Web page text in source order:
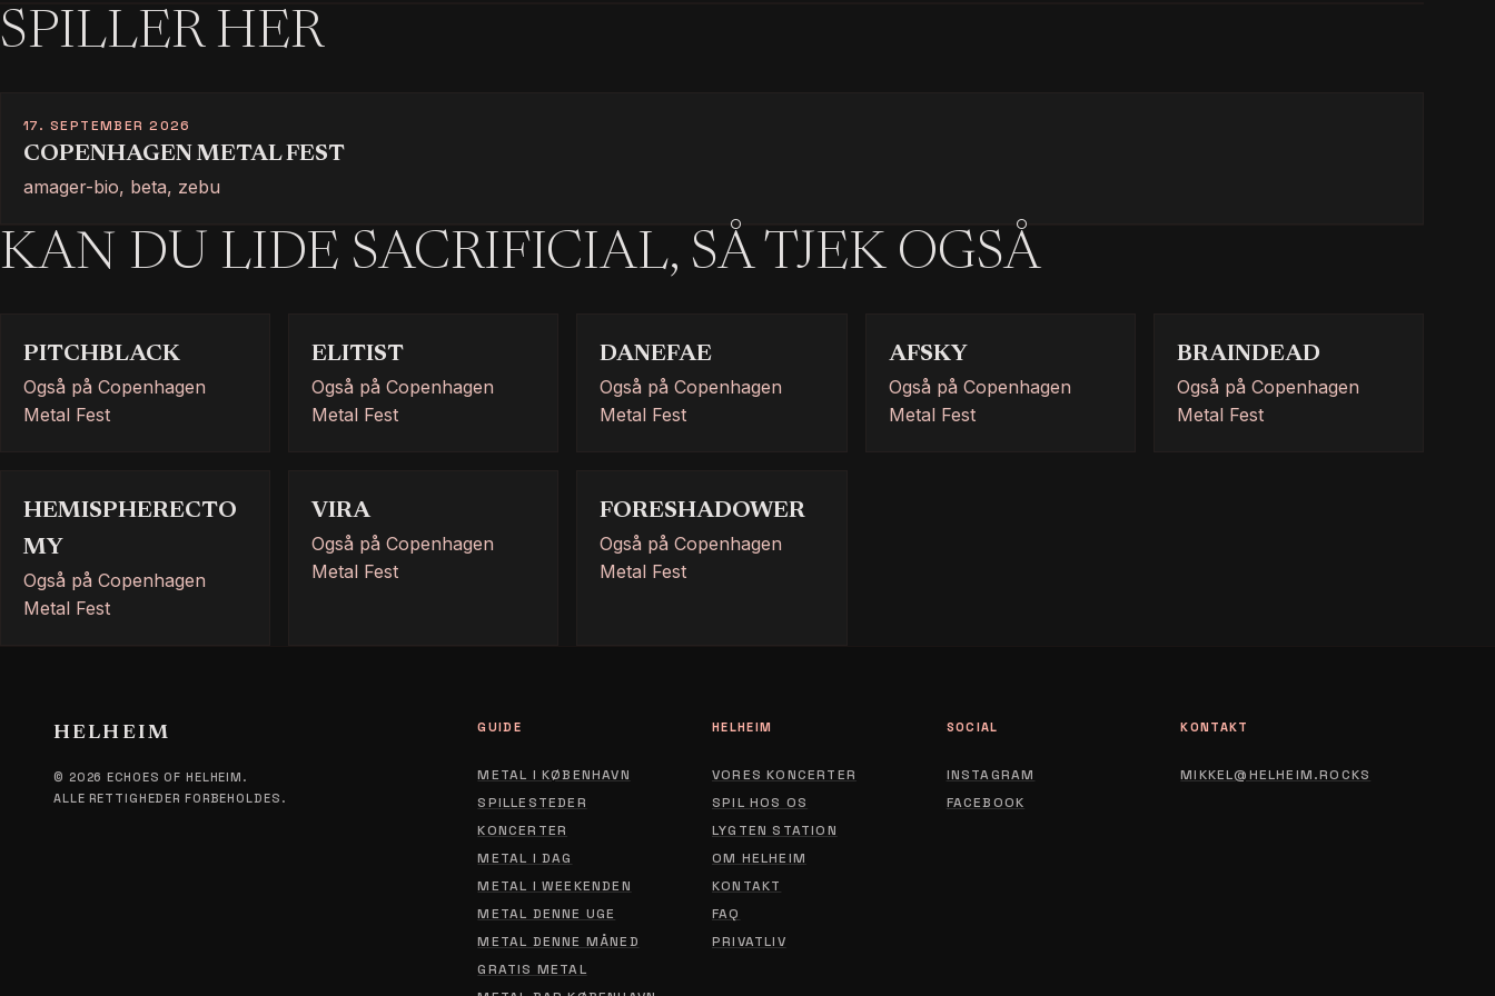
SPILLER HER
17. SEPTEMBER 2026
COPENHAGEN METAL FEST
amager-bio, beta, zebu
KAN DU LIDE SACRIFICIAL, SÅ TJEK OGSÅ
PITCHBLACK
Også på Copenhagen
Metal Fest
ELITIST
Også på Copenhagen
Metal Fest
DANEFAE
Også på Copenhagen
Metal Fest
AFSKY
Også på Copenhagen
Metal Fest
BRAINDEAD
Også på Copenhagen
Metal Fest
HEMISPHERECTO
MY
Også på Copenhagen
Metal Fest
VIRA
Også på Copenhagen
Metal Fest
FORESHADOWER
Også på Copenhagen
Metal Fest
HELHEIM
© 2026 ECHOES OF HELHEIM.
ALLE RETTIGHEDER FORBEHOLDES.
GUIDE
METAL I KØBENHAVN
SPILLESTEDER
KONCERTER
METAL I DAG
METAL I WEEKENDEN
METAL DENNE UGE
METAL DENNE MÅNED
GRATIS METAL
HELHEIM
VORES KONCERTER
SPIL HOS OS
LYGTEN STATION
OM HELHEIM
KONTAKT
FAQ
PRIVATLIVPRIVACY POLICY
SOCIAL
INSTAGRAM
FACEBOOK
KONTAKT
MIKKEL@HELHEIM.ROCKS